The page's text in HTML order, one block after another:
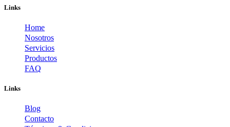
Links
Home
Nosotros
Servicios
Productos
FAQ
Links
Blog
Contacto